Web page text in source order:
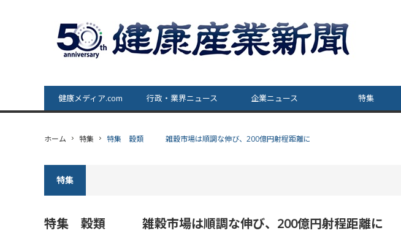
健康メディア.com 行政・業界ニュース 企業ニュース 特集
ホーム 特集 特集 穀類 雑穀市場は順調な伸び、200億円射程距離に
特集
特集 穀類 雑穀市場は順調な伸び、200億円射程距離に